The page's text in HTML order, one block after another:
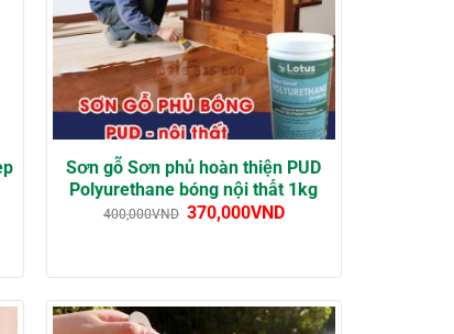
Sơn gỗ Sơn phủ hoàn thiện PUD
Polyurethane bóng nội thất 1kg
400,000VND 370,000VND